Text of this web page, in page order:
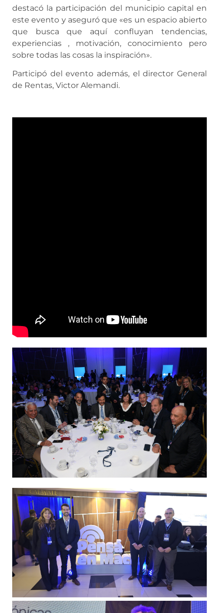
destacó la participación del municipio capital en
este evento y aseguró que «es un espacio abierto
que busca que aquí confluyan tendencias,
experiencias , motivación, conocimiento pero
sobre todas las cosas la inspiración».
Participó del evento además, el director General
de Rentas, Victor Alemandi.